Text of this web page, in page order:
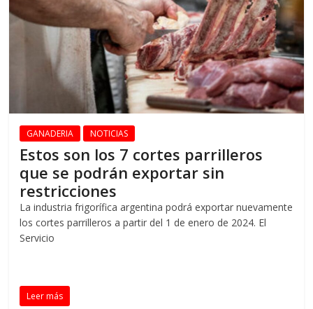
GANADERIA NOTICIAS
Estos son los 7 cortes parrilleros
que se podrán exportar sin
restricciones
La industria frigorífica argentina podrá exportar nuevamente
los cortes parrilleros a partir del 1 de enero de 2024. El
Servicio
Leer más